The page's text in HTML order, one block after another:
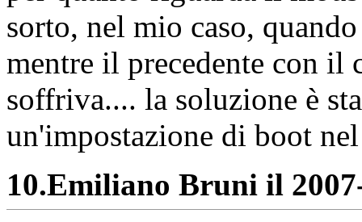
sorto, nel mio caso,
mentre il precedente con il
soffriva.... la soluzione è
un'impostazione di boot
10.Emiliano Bruni il